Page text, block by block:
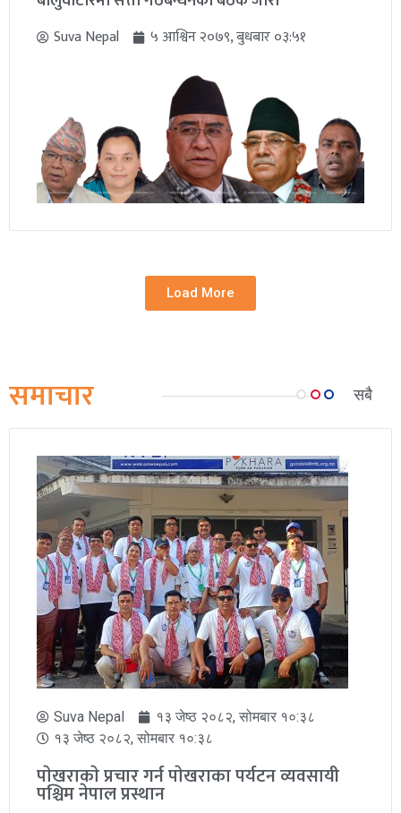
Suva Nepal ५ आश्विन २०७९, बुधबार ०३:५१
Load More
समाचार सबै
Suva Nepal
१३ जेष्ठ २०८२, सोमबार १०:३८
१३ जेष्ठ २०८२, सोमबार १०:३८
पाेखराकाे प्रचार गर्न पाेखराका पर्यटन व्यवसायी
पश्चिम नेपाल प्रस्थान